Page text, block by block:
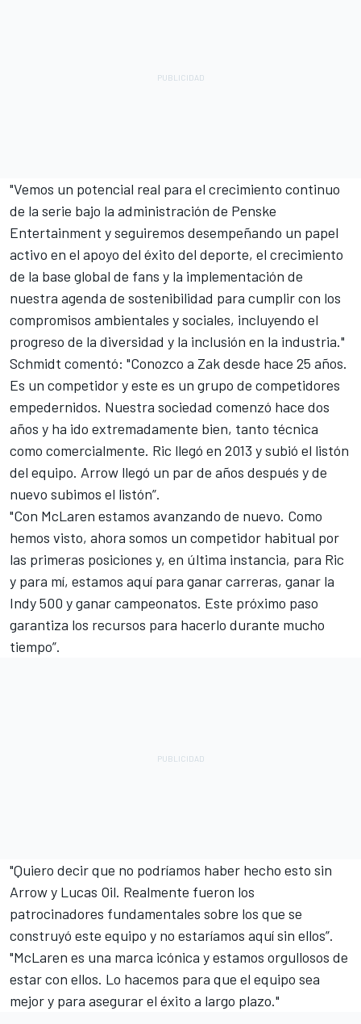
"Vemos un potencial real para el crecimiento continuo
de la serie bajo la administración de Penske
Entertainment y seguiremos desempeñando un papel
activo en el apoyo del éxito del deporte, el crecimiento
de la base global de fans y la implementación de
nuestra agenda de sostenibilidad para cumplir con los
compromisos ambientales y sociales, incluyendo el
progreso de la diversidad y la inclusión en la industria."
Schmidt comentó: "Conozco a Zak desde hace 25 años.
Es un competidor y este es un grupo de competidores
empedernidos. Nuestra sociedad comenzó hace dos
años y ha ido extremadamente bien, tanto técnica
como comercialmente. Ric llegó en 2013 y subió el listón
del equipo. Arrow llegó un par de años después y de
nuevo subimos el listón”.
"Con McLaren estamos avanzando de nuevo. Como
hemos visto, ahora somos un competidor habitual por
las primeras posiciones y, en última instancia, para Ric
y para mí, estamos aquí para ganar carreras, ganar la
Indy 500 y ganar campeonatos. Este próximo paso
garantiza los recursos para hacerlo durante mucho
tiempo”.
"Quiero decir que no podríamos haber hecho esto sin
Arrow y Lucas Oil. Realmente fueron los
patrocinadores fundamentales sobre los que se
construyó este equipo y no estaríamos aquí sin ellos”.
"McLaren es una marca icónica y estamos orgullosos de
estar con ellos. Lo hacemos para que el equipo sea
mejor y para asegurar el éxito a largo plazo."